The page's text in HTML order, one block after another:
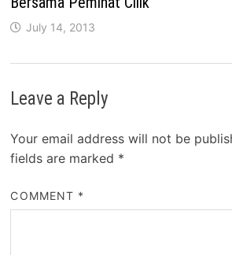
July 14, 2013
Leave a Reply
Your email address will not be
fields are marked *
COMMENT *